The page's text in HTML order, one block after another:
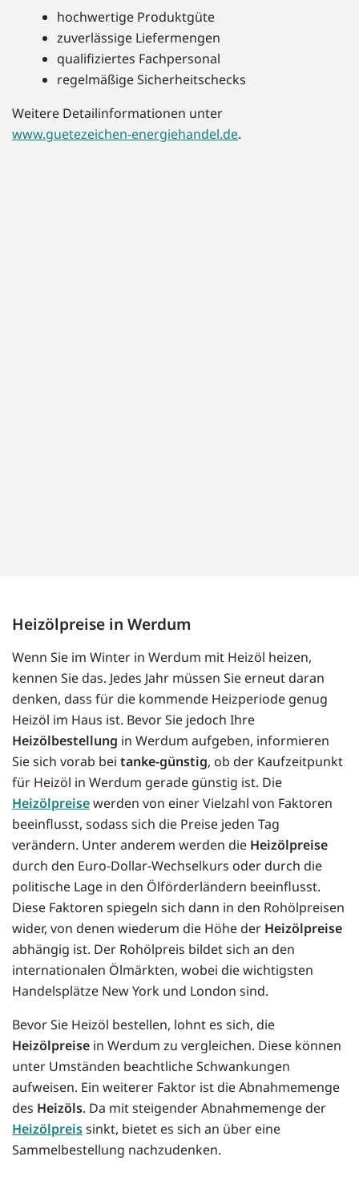
hochwertige Produktgüte
zuverlässige Liefermengen
qualifiziertes Fachpersonal
regelmäßige Sicherheitschecks
Weitere Detailinformationen unter
www.guetezeichen-energiehandel.de.
Heizölpreise in Werdum
Wenn Sie im Winter in Werdum mit Heizöl heizen,
kennen Sie das. Jedes Jahr müssen Sie erneut daran
denken, dass für die kommende Heizperiode genug
Heizöl im Haus ist. Bevor Sie jedoch Ihre
Heizölbestellung in Werdum aufgeben, informieren
Sie sich vorab bei tanke-günstig, ob der Kaufzeitpunkt
für Heizöl in Werdum gerade günstig ist. Die
Heizölpreisewerden von einer Vielzahl von Faktoren
beeinflusst, sodass sich die Preise jeden Tag
verändern. Unter anderem werden die Heizölpreise
durch den Euro-Dollar-Wechselkurs oder durch die
politische Lage in den Ölförderländern beeinflusst.
Diese Faktoren spiegeln sich dann in den Rohölpreisen
wider, von denen wiederum die Höhe der Heizölpreise
abhängig ist. Der Rohölpreis bildet sich an den
internationalen Ölmärkten, wobei die wichtigsten
Handelsplätze New York und London sind.
Bevor Sie Heizöl bestellen, lohnt es sich, die
Heizölpreise in Werdum zu vergleichen. Diese können
unter Umständen beachtliche Schwankungen
aufweisen. Ein weiterer Faktor ist die Abnahmemenge
des Heizöls. Da mit steigender Abnahmemenge der
Heizölpreissinkt, bietet es sich an über eine
Sammelbestellung nachzudenken.